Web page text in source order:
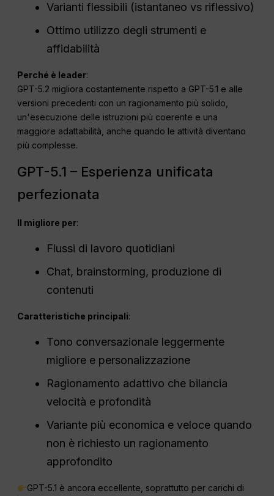
Varianti flessibili (istantaneo vs riflessivo)
Ottimo utilizzo degli strumenti e
affidabilità
Perché è leader:
GPT-5.2 migliora costantemente rispetto a GPT-5.1 e alle
versioni precedenti con un ragionamento più solido,
un'esecuzione delle istruzioni più coerente e una
maggiore adattabilità, anche quando le attività diventano
più complesse.
GPT-5.1 – Esperienza unificata
perfezionata
Il migliore per:
Flussi di lavoro quotidiani
Chat, brainstorming, produzione di
contenuti
Caratteristiche principali:
Tono conversazionale leggermente
migliore e personalizzazione
Ragionamento adattivo che bilancia
velocità e profondità
Variante più economica e veloce quando
non è richiesto un ragionamento
approfondito
GPT-5.1 è ancora eccellente, soprattutto per carichi di